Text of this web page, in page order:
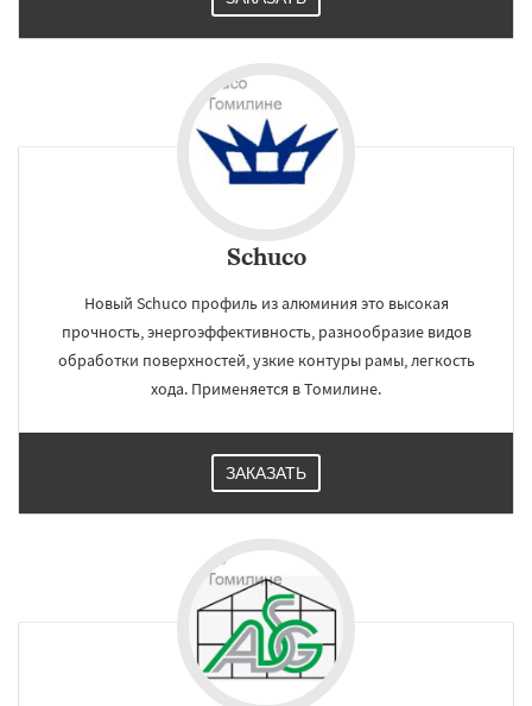
Schuco
Новый Schuco профиль из алюминия это высокая
прочность, энергоэффективность, разнообразие видов
обработки поверхностей, узкие контуры рамы, легкость
хода. Применяется в Томилине.
ЗАКАЗАТЬ